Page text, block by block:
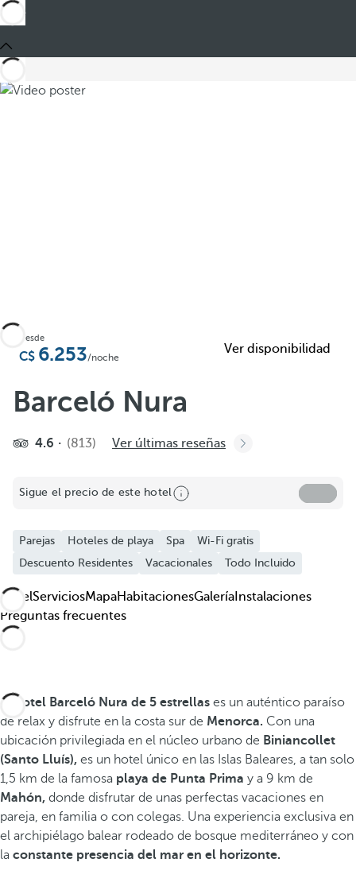
Compartir
Añadir a favoritos
Ver más fotos y videos
Desde
6.253/noche
Ver disponibilidad
Barceló Nura
4.6 (813) Ver últimas reseñas
Sigue el precio de este hotel
Parejas Hoteles de playa Spa
Wi-Fi gratis
Descuento Residentes
Vacacionales Todo Incluido
HotelServiciosMapaHabitacionesGalería Instalaciones
Preguntas frecuentes
El hotel Barceló Nura de 5 estrellas es un auténtico paraíso
de relax y disfrute en la costa sur de Menorca. Con una
ubicación privilegiada en el núcleo urbano de Biniancollet
(Santo Lluís), es un hotel único en las Islas Baleares, a tan solo
1,5 km de la famosa playa de Punta Prima y a 9 km de
Mahón, donde disfrutar de unas perfectas vacaciones en
pareja, en familia o con colegas. Una experiencia exclusiva en
el archipiélago balear rodeado de bosque mediterráneo y con
la constante presencia del mar en el horizonte.